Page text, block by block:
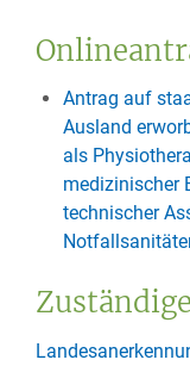
Antrag auf
Ausland
als
medizinischer
technischer